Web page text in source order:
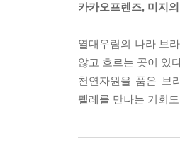
카카오프렌즈, 미지
열대우림의 나라 브
않고 흐르는 곳이 있
천연자원을 품은 브
펠레를 만나는 기회